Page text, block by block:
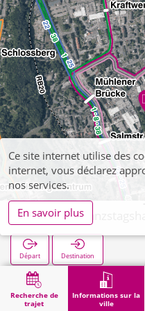
Recherche de
trajet
Informations sur la
ville
Départ Destination
Démarrage Informations sur la ville
Stolberg, Ganzstagshauptschule
Ce site internet utilise des
internet, vous déclarez
nos services.
En savoir plus